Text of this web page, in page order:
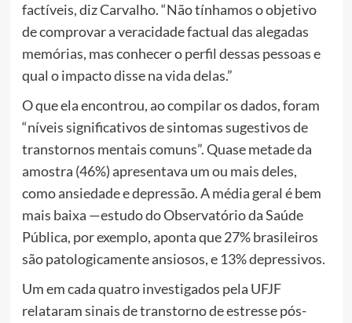
factíveis, diz Carvalho. “Não tínhamos o objetivo
de comprovar a veracidade factual das alegadas
memórias, mas conhecer o perfil dessas pessoas e
qual o impacto disse na vida delas.”
O que ela encontrou, ao compilar os dados, foram
“níveis significativos de sintomas sugestivos de
transtornos mentais comuns”. Quase metade da
amostra (46%) apresentava um ou mais deles,
como ansiedade e depressão. A média geral é bem
mais baixa —estudo do Observatório da Saúde
Pública, por exemplo, aponta que 27% brasileiros
são patologicamente ansiosos, e 13% depressivos.
Um em cada quatro investigados pela UFJF
relataram sinais de transtorno de estresse pós-